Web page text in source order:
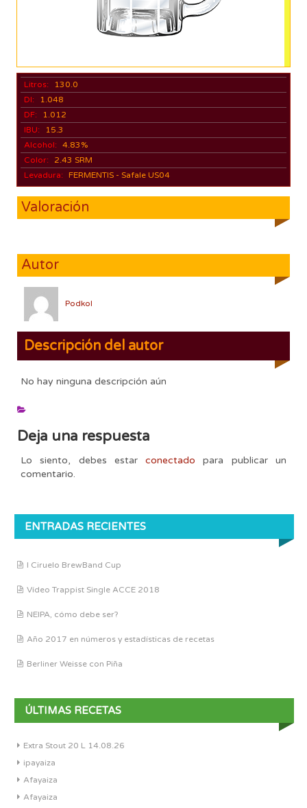
Litros:
130.0
DI:
1.048
DF:
1.012
IBU:
15.3
Alcohol: 4.83%
Color:
2.43 SRM
Levadura: FERMENTIS - Safale US04
Valoración
Autor
Podkol
Descripción del autor
No hay ninguna descripción aún
Deja una respuesta
Lo siento, debes estarconectado para publicar un
comentario.
ENTRADAS RECIENTES
I Ciruelo BrewBand Cup
Vídeo Trappist Single ACCE 2018
NEIPA, cómo debe ser?
Año 2017 en números y estadísticas de recetas
Berliner Weisse con Piña
ÚLTIMAS RECETAS
Extra Stout 20 L 14.08.26
ipayaiza
Afayaiza
Afayaiza